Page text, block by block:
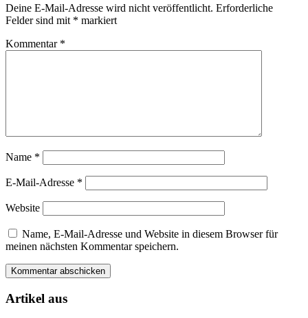
Deine E-Mail-Adresse wird nicht veröffentlicht. Erforderliche
Felder sind mit * markiert
Kommentar *
Name *
E-Mail-Adresse *
Website
Name, E-Mail-Adresse und Website in diesem Browser für
meinen nächsten Kommentar speichern.
Artikel aus